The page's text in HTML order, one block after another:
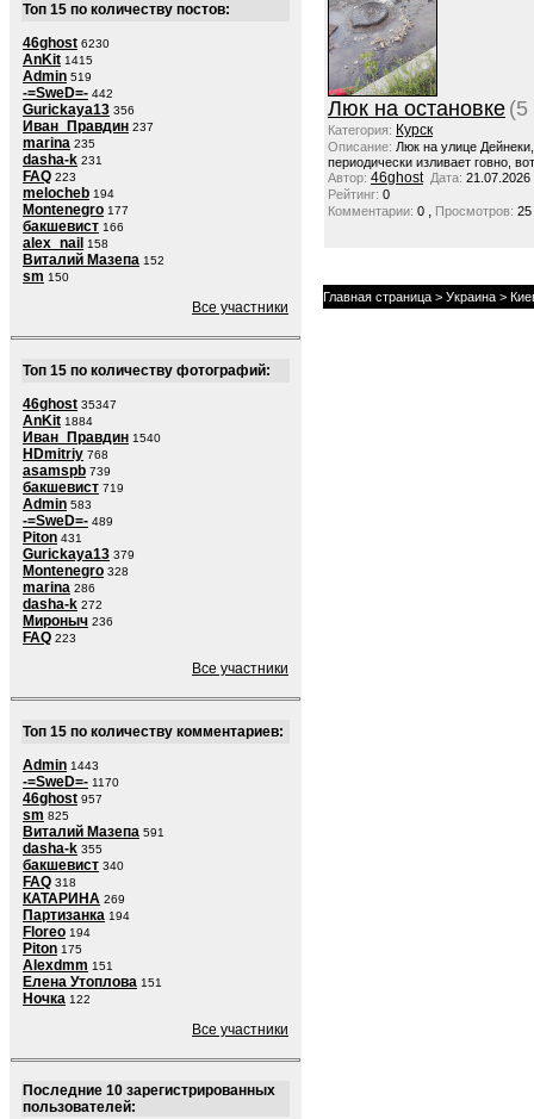
Топ 15 по количеству постов:
46ghost 6230
AnKit 1415
Admin 519
-=SweD=- 442
Gurickaya13 356
Иван_Правдин 237
marina 235
dasha-k 231
FAQ 223
melocheb 194
Montenegro 177
бакшевист 166
alex_nail 158
Виталий Мазепа 152
sm 150
Все участники
Топ 15 по количеству фотографий:
46ghost 35347
AnKit 1884
Иван_Правдин 1540
HDmitriy 768
asamspb 739
бакшевист 719
Admin 583
-=SweD=- 489
Piton 431
Gurickaya13 379
Montenegro 328
marina 286
dasha-k 272
Мироныч 236
FAQ 223
Все участники
Топ 15 по количеству комментариев:
Admin 1443
-=SweD=- 1170
46ghost 957
sm 825
Виталий Мазепа 591
dasha-k 355
бакшевист 340
FAQ 318
КАТАРИНА 269
Партизанка 194
Floreo 194
Piton 175
Alexdmm 151
Елена Утоплова 151
Ночка 122
Все участники
Последние 10 зарегистрированных
пользователей:
Люк на остановке (5
Категория: Курск
Описание: Люк на улице
периодически изливает говно,
Автор: 46ghost Дата: 21.07.2026
Рейтинг: 0
Комментарии: 0 , Просмотров: 25
Главная страница > Украина >